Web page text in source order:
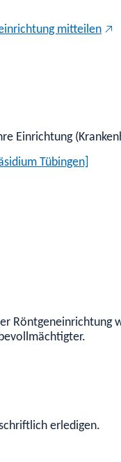
mitteilen
Einrichtung
Tübingen]
.
erledigen.